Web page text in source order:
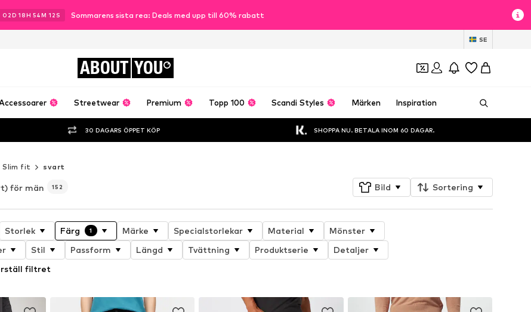
02D 18H 54M 09S Sommarens sista rea: Deals med upp till 60% rabatt
SE
ABOUT YOU
Streetwear Premium Topp 100 Scandi Styles Märken Inspiration
30 DAGARS ÖPPET KÖP SHOPPA NU. BETALA INOM 60 DAGAR.
Slim fit svart
för män 152 Bild Sortering
Storlek Färg 1 Märke Specialstorlekar Material
Mönster
Stil Passform Längd Tvättning Produktserie
Detaljer
filtret